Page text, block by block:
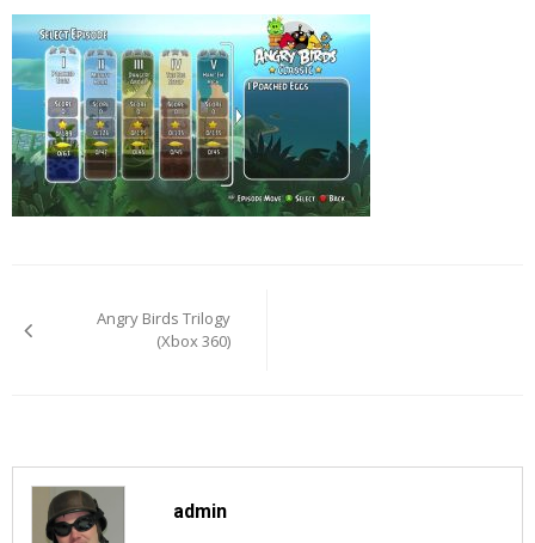
записямAngry Birds Trilogy
(Xbox 360)
admin